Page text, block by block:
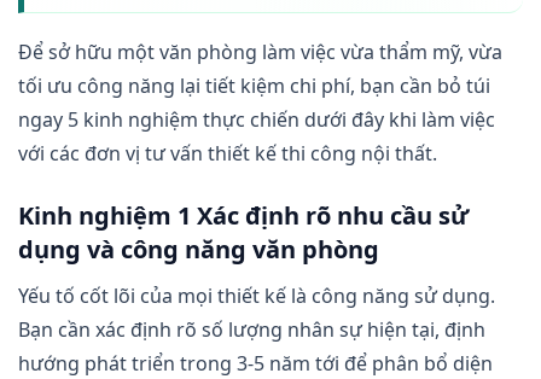
Để sở hữu một văn phòng làm việc vừa thẩm mỹ, vừa
tối ưu công năng lại tiết kiệm chi phí, bạn cần bỏ túi
ngay 5 kinh nghiệm thực chiến dưới đây khi làm việc
với các đơn vị tư vấn thiết kế thi công nội thất.
Kinh nghiệm 1 Xác định rõ nhu cầu sử
dụng và công năng văn phòng
Yếu tố cốt lõi của mọi thiết kế là công năng sử dụng.
Bạn cần xác định rõ số lượng nhân sự hiện tại, định
hướng phát triển trong 3-5 năm tới để phân bổ diện